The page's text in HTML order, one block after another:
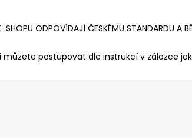
SHOPU ODPOVÍDAJÍ ČESKÉMU STANDARDU A
můžete postupovat dle instrukcí v záložce